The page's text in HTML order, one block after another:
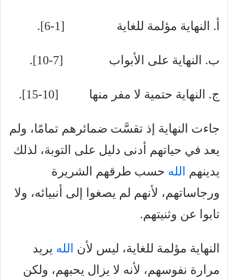
أ. النهاية مؤلمة للغاية [1-6].
ب. النهاية على الأبواب [7-10].
ج. النهاية حتمية لا مفر منها [10-15].
جاءت النهاية إذ تقسَّت ضمائرهم تمامًا، ولم
يعد في حياتهم أدنى دليل على التوبة، لذلك
يدينهم
الله حسب طرقهم الشريرة
ورجاساتهم، لأنهم لم يصغوا إلى أنبيائه، ولا
تابوا عن وثنيتهم.
النهاية مؤلمة للغاية، ليس لأن الله يريد
مرارة نفوسهم، لأنه لا يزال يحبهم، ولكن